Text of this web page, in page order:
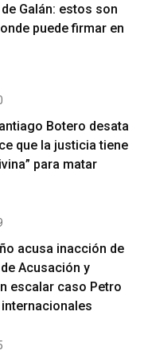
Galán: estos son
puede firmar en
Botero desata
que la justicia tiene
para matar
acusa inacción de
Acusación y
escalar caso Petro